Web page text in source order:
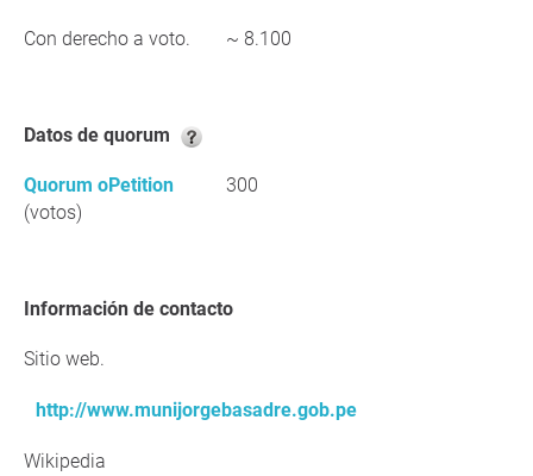
Con derecho a voto. ~ 8.100
Datos de quorum
Quorum oPetition
(votos)
300
Información de contacto
Sitio web.
http://www.munijorgebasadre.gob.pe
Wikipedia